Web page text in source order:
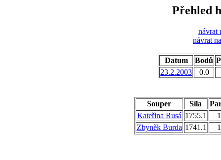
Přehled
návrat
návrat
Datum Bodů
23.2.2003
0.0
Souper Síla
Kateřina Rusá 1755.1
1
Zbyněk Burda 1741.1 1